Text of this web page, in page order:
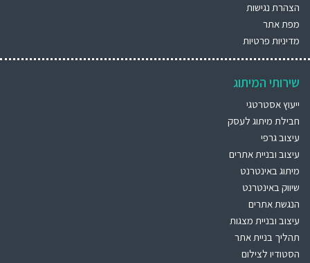
הצהרת נגישות
מפת אתר
מדיניות פרטיות
שירותי המיתוג
ייעוץ אסטרטגי
חבילת מיתוג לעסק
עיצוב גרפי
עיצוב ובניית אתרים
מיתוג באינטרנט
שיווק באינטרנט
הנגשת אתרים
עיצוב ובניית מצגות
תהליך בניית אתר
הסטודיו לצילום